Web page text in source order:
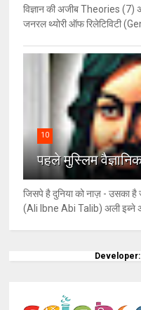
विज्ञान की अजीब Theories
जनरल थ्योरी ऑफ रिलेटिविटी
10
पहले मुस्लिम
जिसपे है दुनिया को नाज़ - उसका
(Ali Ibne Abi Talib) अली इब्ने
Developer: